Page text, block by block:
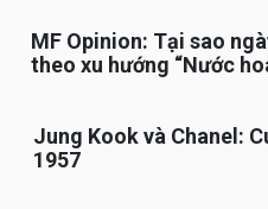
MF Opinion: Tại sao
theo xu hướng “Nước
Jung Kook và Chanel:
1957